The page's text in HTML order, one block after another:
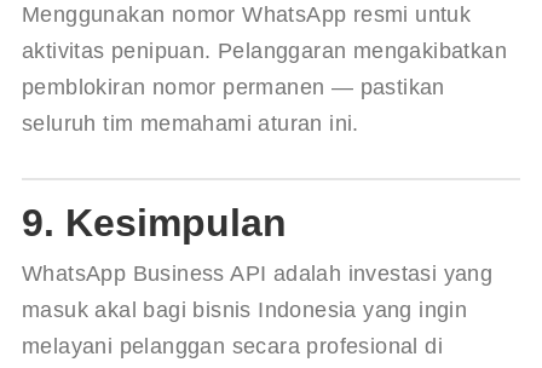
Menggunakan nomor WhatsApp resmi untuk
aktivitas penipuan. Pelanggaran mengakibatkan
pemblokiran nomor permanen — pastikan
seluruh tim memahami aturan ini.
9. Kesimpulan
WhatsApp Business API adalah investasi yang
masuk akal bagi bisnis Indonesia yang ingin
melayani pelanggan secara profesional di